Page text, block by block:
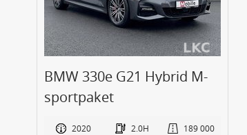
BMW 330e G21 Hybrid M-
sportpaket
2020 2.0H 189 000